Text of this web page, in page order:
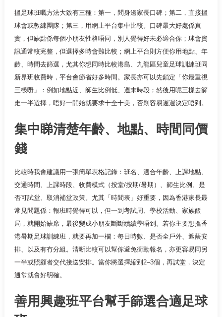
搵足球班嘅方法大致有三種：第一，問身邊家長口碑；第二，直接搵
球會或教練團隊；第三，用網上平台集中比較。口碑最大好處係真
實，但缺點係每個小朋友性格唔同，別人覺得好未必適合你；球會資
訊通常較完整，但選擇多時會難比較；網上平台則方便你用地點、年
齡、時間去篩選，尤其你想同時比較港島、九龍區兒童足球訓練班同
新界班收費時，平台會節省好多時間。家長亦可以先鎖定「你最重視
三樣嘢」：例如地點近、師生比例低、週末時段；然後用呢三樣去篩
走一半選擇，唔好一開始就要求十全十美，否則容易遲遲決定唔到。
集中睇清楚年齡、地點、時間同價
錢
比較時我會建議用一張簡單表格記錄：班名、適合年齡、上課地點、
交通時間、上課時段、收費模式（按堂/按期/暑期）、師生比例、是
否可試堂、取消補堂政策。尤其「時間表」好重要，因為香港家長最
常見問題係：報班時覺得可以，但一到考試周、學校活動、家族飯
局，就開始缺席，最後變成小朋友斷斷續續學唔到。若你主要想搵香
港暑期足球訓練班，就要再加一欄：每日時數、是否全戶外、遮蔭安
排、以及有冇分組。清晰比較可以幫你避免衝動報名，亦更容易同另
一半或照顧者交代接送安排。當你將選擇縮到2–3個，再試堂，決定
通常就會好明確。
善用興趣班平台幫手篩選合適足球